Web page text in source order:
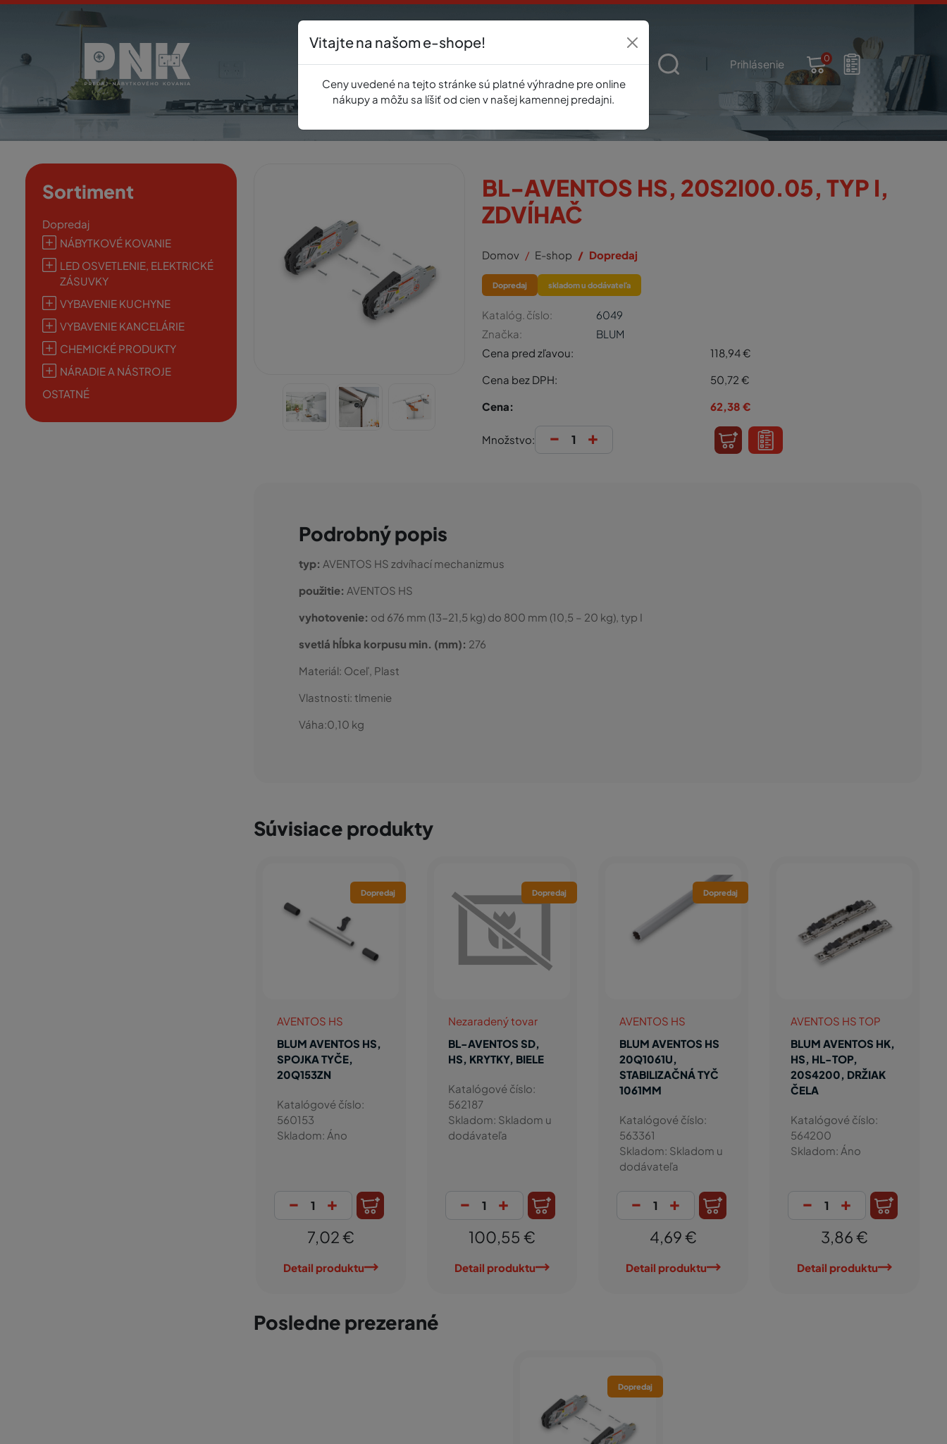
AkcieE-shopRegistráciaNovinkyO násPredajňaKontakt Prihlásenie 0
Sortiment
Dopredaj
NÁBYTKOVÉ KOVANIE
LED OSVETLENIE, ELEKTRICKÉ
ZÁSUVKY
VYBAVENIE KUCHYNE
VYBAVENIE KANCELÁRIE
CHEMICKÉ PRODUKTY
NÁRADIE A NÁSTROJE
OSTATNÉ
BL-AVENTOS HS, 20S2I00.05, TYP I,
ZDVÍHAČ
Domov E-shop Dopredaj
Dopredaj skladom u dodávateľa
Katalóg. číslo:
6049
Značka:
BLUM
Cena pred zľavou:
118,94 €
Cena bez DPH:
50,72 €
Cena:
62,38 €
Množstvo: - +
Podrobný popis
typ: AVENTOS HS zdvíhací mechanizmus
použitie: AVENTOS HS
vyhotovenie: od 676 mm (13-21,5 kg) do 800 mm (10,5 – 20 kg), typ I
svetlá hĺbka korpusu min. (mm): 276
Materiál: Oceľ, Plast
Vlastnosti: tlmenie
Váha:0,10 kg
Súvisiace produkty
Dopredaj
AVENTOS HS
BLUM AVENTOS HS,
SPOJKA TYČE,
20Q153ZN
Katalógové číslo:
560153
Skladom: Áno
- +
7,02 €
Detail produktu
Dopredaj
Nezaradený tovar
BL-AVENTOS SD,
HS, KRYTKY, BIELE
Katalógové číslo:
562187
Skladom: Skladom u
dodávateľa
- +
100,55 €
Detail produktu
Dopredaj
AVENTOS HS
BLUM AVENTOS HS
20Q1061U,
STABILIZAČNÁ TYČ
1061MM
Katalógové číslo:
563361
Skladom: Skladom u
dodávateľa
- +
4,69 €
Detail produktu
AVENTOS HS TOP
BLUM AVENTOS HK,
HS, HL-TOP,
20S4200, DRŽIAK
ČELA
Katalógové číslo:
564200
Skladom: Áno
- +
3,86 €
Detail produktu
Posledne prezerané
Dopredaj
Vitajte na našom e-shope!
Ceny uvedené na tejto stránke sú platné výhradne pre online
nákupy a môžu sa líšiť od cien v našej kamennej predajni.